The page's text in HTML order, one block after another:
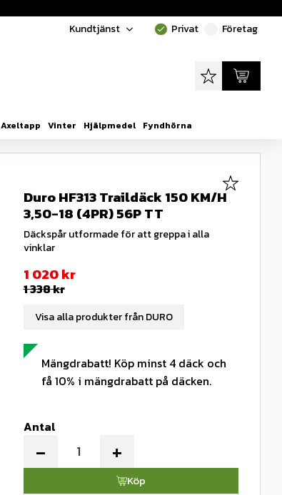
Kundtjänst done Privat Företag
Favoriter
Kundvagn
Axeltapp Vinter Hjälpmedel Fyndhörna
Duro HF313 Traildäck 150 KM/H
3,50-18 (4PR) 56P TT
Däckspår utformade för att greppa i alla
vinklar
Mängdrabatt! Köp minst 4 däck och
få 10% i mängdrabatt på däcken.
Nedsatt pris:
1 020kr
Ordinarie pris:
1 338kr
Antal
+
-
Köp
Lägg till
Visa alla produkter från DURO